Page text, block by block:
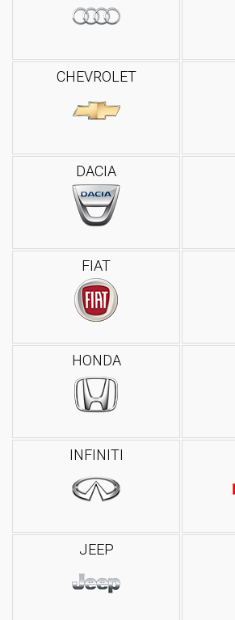
CHEVROLET
DACIA
FIAT
HONDA
INFINITI
JEEP